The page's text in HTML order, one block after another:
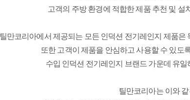
고객의 주방 환경에 적합한 제품 추천 및
틸만코리아에서 제공되는 모든 인덕션 전기레인지 제품
또한 고객이 제품을 안심하고 사용할 수 있도
수입 인덕션 전기레인지 브랜드 가운데 유
틸만코리아는 이와